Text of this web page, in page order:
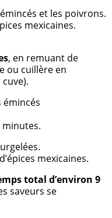
et les poivrons.
mexicaines.
, en remuant de
ou cuillère en
mexicaines.
total d’environ 9
saveurs se